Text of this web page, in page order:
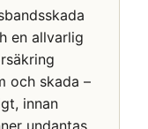
en allvarlig
och skada –
innan